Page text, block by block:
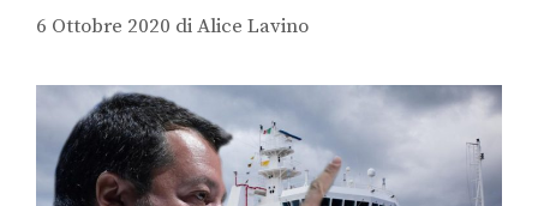
6 Ottobre 2020 diAlice Lavino